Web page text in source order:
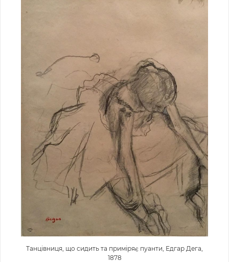
Танцівниця, що сидить та приміряє пуанти, Едгар Дега,
1878